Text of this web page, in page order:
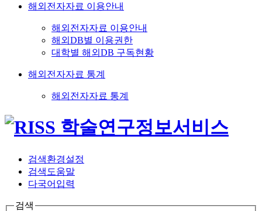
해외전자자료 이용안내
해외전자자료 이용안내
해외DB별 이용권한
대학별 해외DB 구독현황
해외전자자료 통계
해외전자자료 통계
검색환경설정
검색도움말
다국어입력
검색